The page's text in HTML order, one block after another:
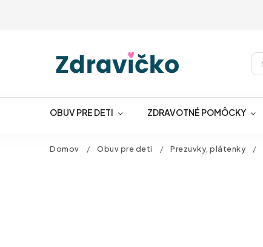
OBUV PRE DETI ZDRAVOTNÉ POMÔCKY
Domov / Obuv pre deti / Prezuvky, plátenky /